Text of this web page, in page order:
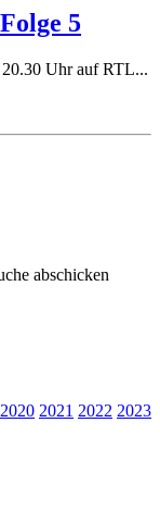
5
20.30 Uhr auf RTL...
abschicken
2020 2021 2022 2023